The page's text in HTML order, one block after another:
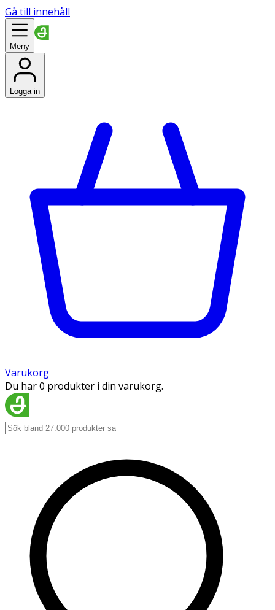
Gå till innehåll
Meny
Logga in
Varukorg
Du har 0 produkter i din varukorg.